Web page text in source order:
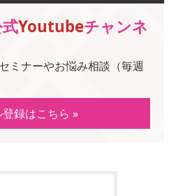
Youtubeチャンネ
ミナーやお悩み相談（毎週
録はこちら »